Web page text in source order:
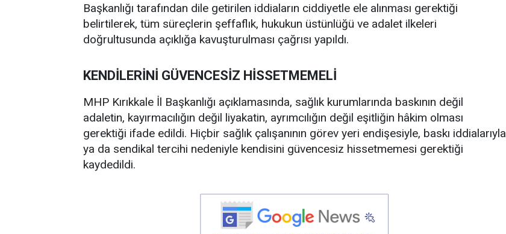
Başkanlığı tarafından dile getirilen iddiaların ciddiyetle ele alınması gerektiği
belirtilerek, tüm süreçlerin şeffaflık, hukukun üstünlüğü ve adalet ilkeleri
doğrultusunda açıklığa kavuşturulması çağrısı yapıldı.
KENDİLERİNİ GÜVENCESİZ HİSSETMEMELİ
MHP Kırıkkale İl Başkanlığı açıklamasında, sağlık kurumlarında baskının değil
adaletin, kayırmacılığın değil liyakatin, ayrımcılığın değil eşitliğin hâkim olması
gerektiği ifade edildi. Hiçbir sağlık çalışanının görev yeri endişesiyle, baskı iddialarıyla
ya da sendikal tercihi nedeniyle kendisini güvencesiz hissetmemesi gerektiği
kaydedildi.